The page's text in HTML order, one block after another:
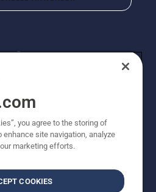
Alle Rechte vorbehalten. Die
Preisempfehlungen
AG an den teilnehmenden
inklusive 8,1% MWST und
(inkl. MwSt), es sei
you agree to the storing of
enhance site navigation, analyze
marketing efforts.
COOKIES